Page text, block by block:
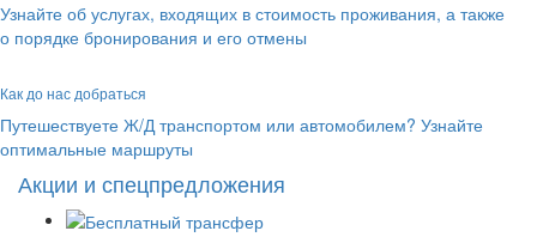
Узнайте об услугах, входящих в стоимость проживания, а также
о порядке бронирования и его отмены
Как до нас добраться
Путешествуете Ж/Д транспортом или автомобилем? Узнайте
оптимальные маршруты
Акции и спецпредложения